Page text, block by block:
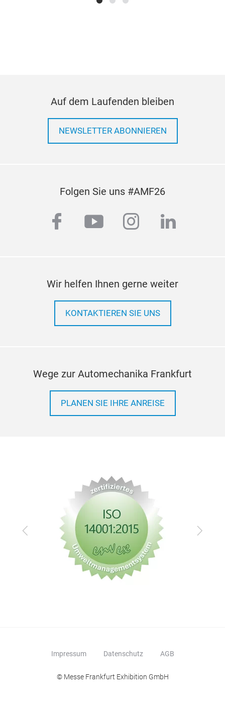
Auf dem Laufenden bleiben
NEWSLETTER ABONNIEREN
Folgen Sie uns #AMF26
facebook
youtubeinstagram
linkedin
Wir helfen Ihnen gerne weiter
KONTAKTIEREN SIE UNS
Wege zur Automechanika Frankfurt
PLANEN SIE IHRE ANREISE
Zurück Vor
Impressum Datenschutz AGB
© Messe Frankfurt Exhibition GmbH